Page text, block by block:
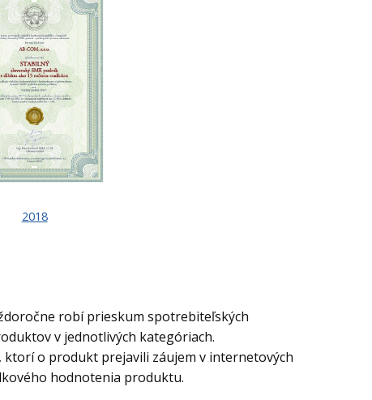
2018
robí prieskum spotrebiteľských
v jednotlivých kategóriach.
o produkt prejavili záujem v internetových
hodnotenia produktu.